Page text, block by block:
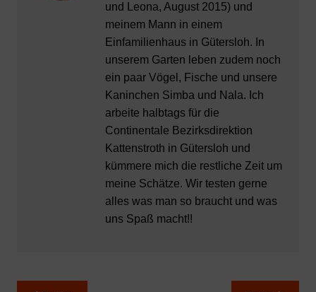
und Leona, August 2015) und
meinem Mann in einem
Einfamilienhaus in Gütersloh. In
unserem Garten leben zudem noch
ein paar Vögel, Fische und unsere
Kaninchen Simba und Nala. Ich
arbeite halbtags für die
Continentale Bezirksdirektion
Kattenstroth in Gütersloh und
kümmere mich die restliche Zeit um
meine Schätze. Wir testen gerne
alles was man so braucht und was
uns Spaß macht!!